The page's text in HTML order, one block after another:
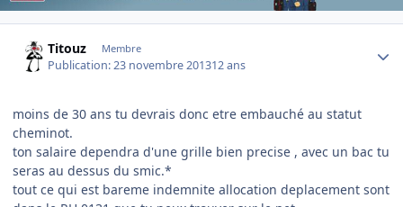
Titouz Membre
Publication:23 novembre 201312 ans
moins de 30 ans tu devrais donc etre embauché au statut
cheminot.
ton salaire dependra d'une grille bien precise , avec un bac tu
seras au dessus du smic.*
tout ce qui est bareme indemnite allocation deplacement sont